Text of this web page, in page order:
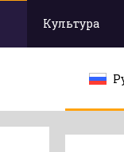
Культура